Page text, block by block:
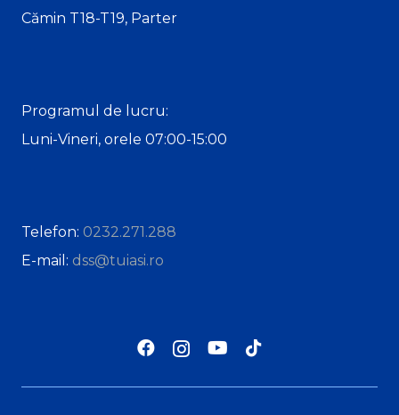
Cămin T18-T19, Parter
Programul de lucru:
Luni-Vineri, orele 07:00-15:00
Telefon: 0232.271.288
E-mail: dss@tuiasi.ro